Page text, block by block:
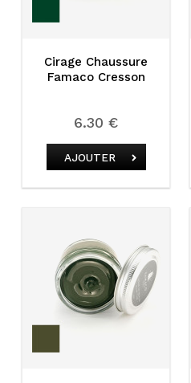
Cirage Chaussure
Famaco Cresson
6.30 €
AJOUTER